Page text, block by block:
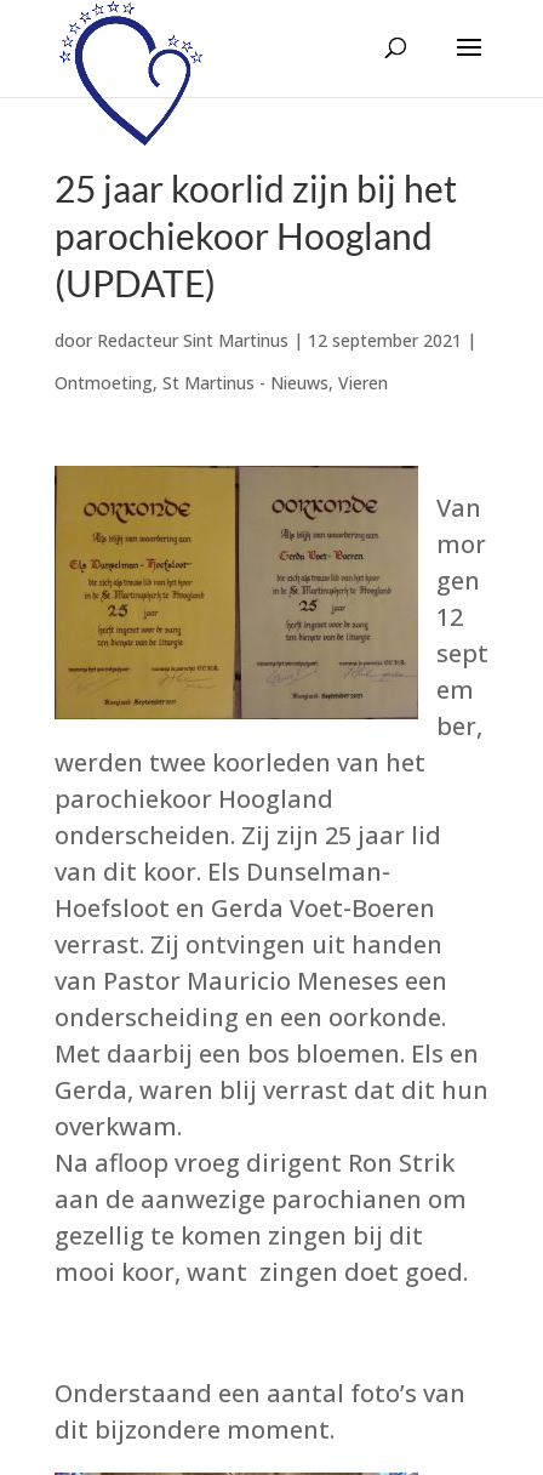
25 jaar koorlid zijn bij het
parochiekoor Hoogland
(UPDATE)
door Redacteur Sint Martinus | 12 september 2021 |
Ontmoeting, St Martinus - Nieuws, Vieren
Van
mor
gen
12
sept
em
ber,
werden twee koorleden van het
parochiekoor Hoogland
onderscheiden. Zij zijn 25 jaar lid
van dit koor. Els Dunselman-
Hoefsloot en Gerda Voet-Boeren
verrast. Zij ontvingen uit handen
van Pastor Mauricio Meneses een
onderscheiding en een oorkonde.
Met daarbij een bos bloemen. Els en
Gerda, waren blij verrast dat dit hun
overkwam.
Na afloop vroeg dirigent Ron Strik
aan de aanwezige parochianen om
gezellig te komen zingen bij dit
mooi koor, want zingen doet goed.
Onderstaand een aantal foto’s van
dit bijzondere moment.